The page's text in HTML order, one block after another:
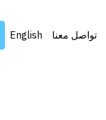
تواصل معنا English